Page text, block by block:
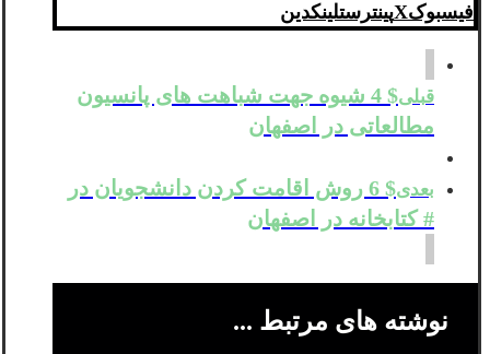
فیسبوکXپینترستلینکدین
قبلی
$ 4 شیوه جهت شباهت های پانسیون
مطالعاتی در اصفهان
بعدی
$ 6 روش اقامت کردن دانشجویان در
# کتابخانه در اصفهان
نوشته های مرتبط ...